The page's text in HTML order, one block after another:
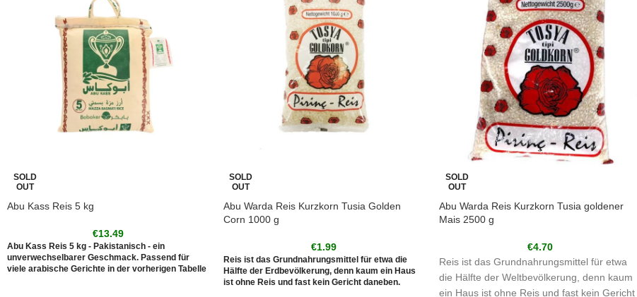
SOLD
OUT
Abu Kass Reis 5 kg
€13.49
Abu Kass Reis 5 kg - Pakistanisch - ein
unverwechselbarer Geschmack. Passend für
viele arabische Gerichte in der vorherigen Tabelle
SOLD
OUT
Abu Warda Reis Kurzkorn Tusia Golden
Corn 1000 g
€1.99
Reis ist das Grundnahrungsmittel für etwa die
Hälfte der Erdbevölkerung, denn kaum ein Haus
ist ohne Reis und fast kein Gericht daneben.
SOLD
OUT
Abu Warda Reis Kurzkorn Tusia goldener
Mais 2500 g
€4.70
Reis ist das Grundnahrungsmittel für etwa
die Hälfte der Weltbevölkerung, denn kaum
ein Haus ist ohne Reis und fast kein Gericht